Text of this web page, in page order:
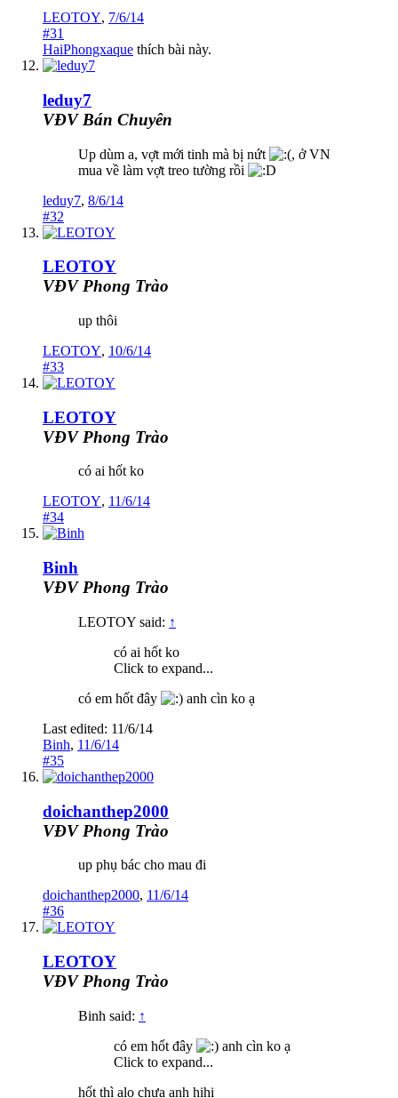
LEOTOY, 7/6/14
#31
HaiPhongxaque thích bài này.
leduy7
VĐV Bán Chuyên
Up dùm a, vợt mới tinh mà bị nứt
, ở VN
mua về làm vợt treo tường rồi
leduy7, 8/6/14
#32
LEOTOY
VĐV Phong Trào
up thôi
LEOTOY, 10/6/14
#33
LEOTOY
VĐV Phong Trào
có ai hốt ko
LEOTOY, 11/6/14
#34
Binh
VĐV Phong Trào
LEOTOY said: ↑
có ai hốt ko
Click to expand...
có em hốt đây
anh cìn ko ạ
Last edited: 11/6/14
Binh, 11/6/14
#35
doichanthep2000
VĐV Phong Trào
up phụ bác cho mau đi
doichanthep2000, 11/6/14
#36
LEOTOY
VĐV Phong Trào
Binh said: ↑
có em hốt đây
anh cìn ko ạ
Click to expand...
hốt thì alo chưa anh hihi